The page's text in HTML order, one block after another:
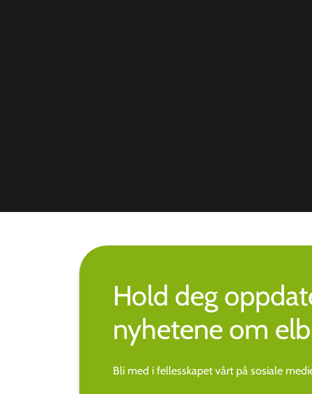
Hold deg
nyhetene om
Bli med i fellesskapet vårt på sosiale